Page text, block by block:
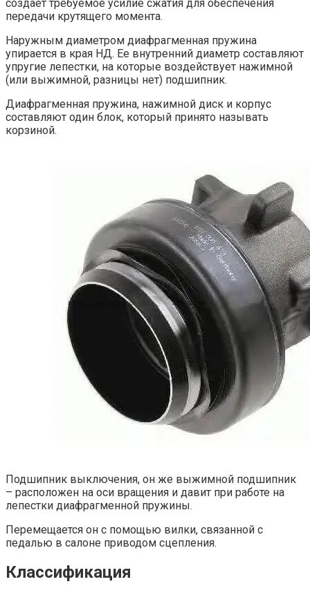
создает требуемое усилие сжатия для обеспечения
передачи крутящего момента.
Наружным диаметром диафрагменная пружина
упирается в края НД. Ее внутренний диаметр составляют
упругие лепестки, на которые воздействует нажимной
(или выжимной, разницы нет) подшипник.
Диафрагменная пружина, нажимной диск и корпус
составляют один блок, который принято называть
корзиной.
Подшипник выключения, он же выжимной подшипник
– расположен на оси вращения и давит при работе на
лепестки диафрагменной пружины.
Перемещается он с помощью вилки, связанной с
педалью в салоне приводом сцепления.
Классификация